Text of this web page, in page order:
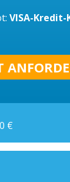
VISA-
€